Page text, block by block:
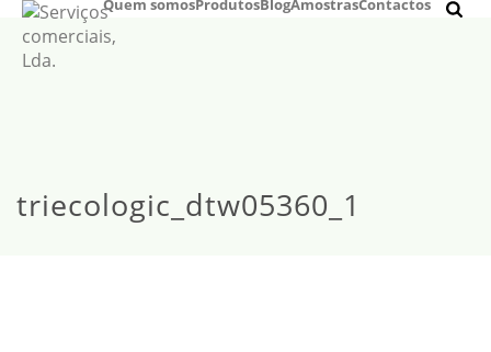
Quem somosProdutosBlogAmostrasContactos
triecologic_dtw05360_1